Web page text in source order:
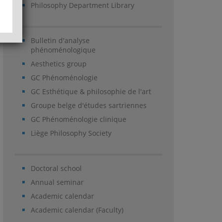
Philosophy Department Library
Bulletin d'analyse
phénoménologique
Aesthetics group
GC Phénoménologie
GC Esthétique & philosophie de l'art
Groupe belge d'études sartriennes
GC Phénoménologie clinique
Liège Philosophy Society
Doctoral school
Annual seminar
Academic calendar
Academic calendar (Faculty)